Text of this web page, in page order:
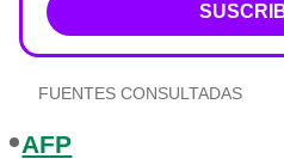
FUENTES CONSULTADAS
AFP